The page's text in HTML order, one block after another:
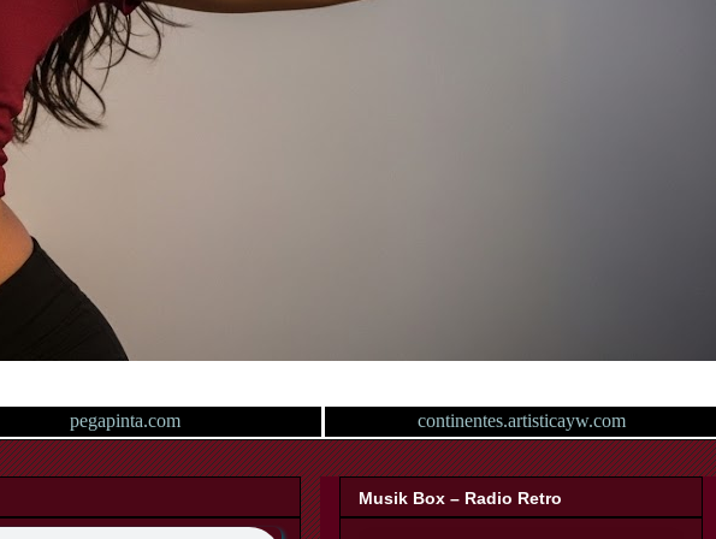
pegapinta.com continentes.artisticayw.com
Musik Box – Radio Retro